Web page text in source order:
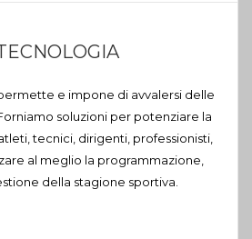
e impone di avvalersi delle
soluzioni per potenziare la
tecnici, dirigenti, professionisti,
al meglio la programmazione,
della stagione sportiva.